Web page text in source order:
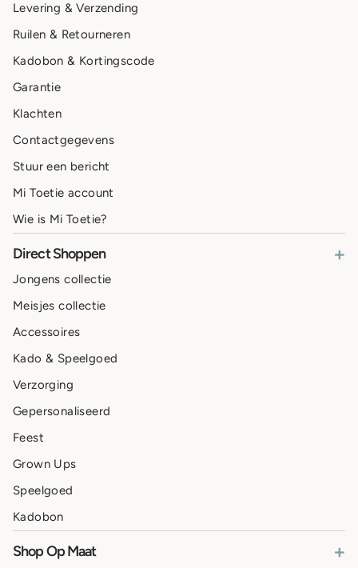
Levering & Verzending
Ruilen & Retourneren
Kadobon & Kortingscode
Garantie
Klachten
Contactgegevens
Stuur een bericht
Mi Toetie account
Wie is Mi Toetie?
Direct Shoppen +
Jongens collectie
Meisjes collectie
Accessoires
Kado & Speelgoed
Verzorging
Gepersonaliseerd
Feest
Grown Ups
Speelgoed
Kadobon
Shop Op Maat +